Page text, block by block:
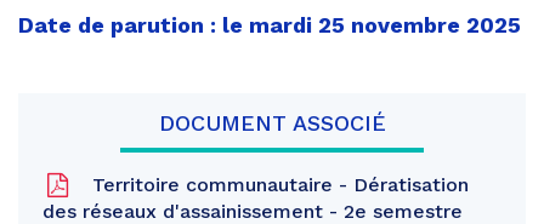
Date de parution : le mardi 25 novembre 2025
DOCUMENT ASSOCIÉ
Territoire communautaire - Dératisation
des réseaux d'assainissement - 2e semestre